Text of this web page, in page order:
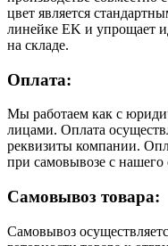
цвет является
линейке EK и упрощает
на складе.
Оплата:
Мы работаем как с
лицами. Оплата
реквизиты компании.
при самовывозе с нашего
Самовывоз товара:
Самовывоз